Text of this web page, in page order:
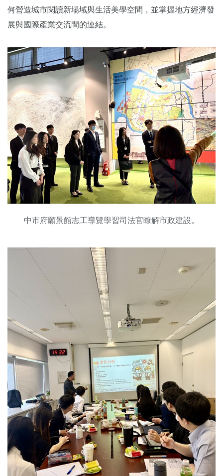
何營造城市閱讀新場域與生活美學空間，並掌握地方經濟發
展與國際產業交流間的連結。
中市府願景館志工導覽學習司法官瞭解市政建設。